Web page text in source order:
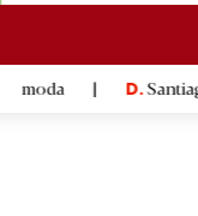
D.Santiago de